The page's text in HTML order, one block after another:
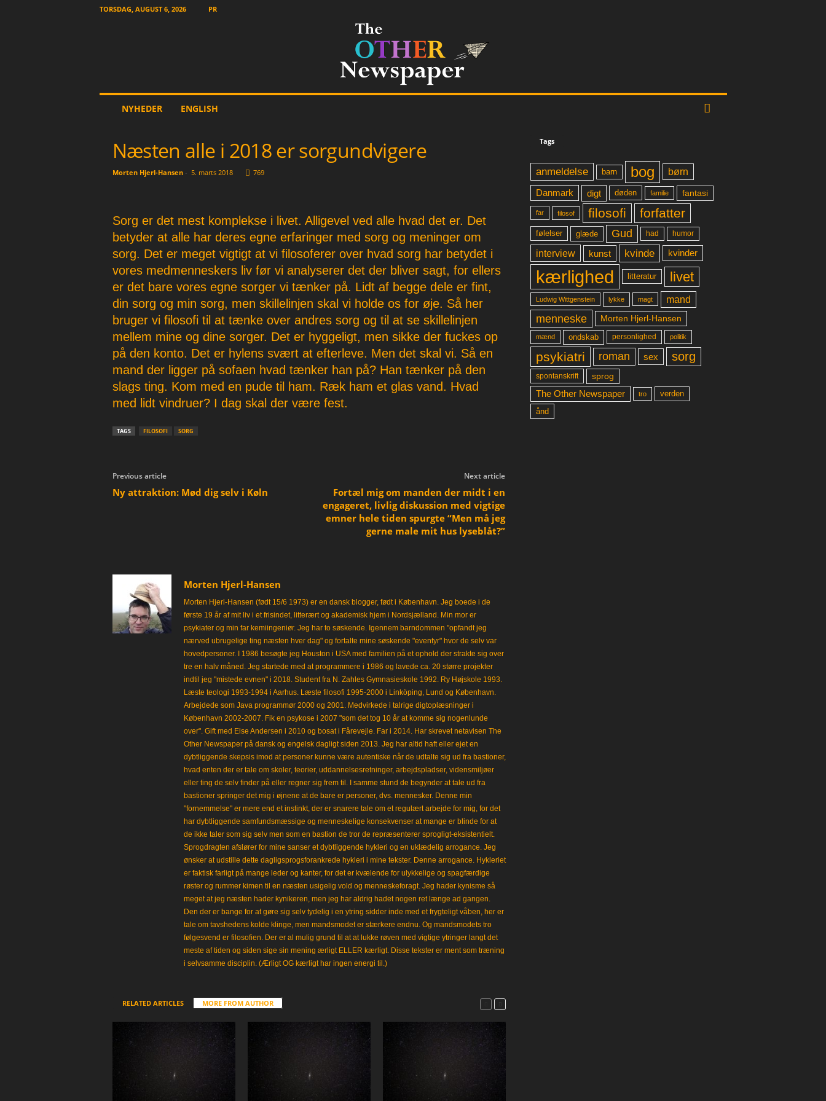
TORSDAG, AUGUST 6, 2026 PR
NYHEDER ENGLISH
Næsten alle i 2018 er sorgundvigere
Morten Hjerl-Hansen- 5. marts 2018 769
Sorg er det mest komplekse i livet. Alligevel ved alle hvad det er. Det
betyder at alle har deres egne erfaringer med sorg og meninger om
sorg. Det er meget vigtigt at vi filosoferer over hvad sorg har betydet i
vores medmenneskers liv før vi analyserer det der bliver sagt, for ellers
er det bare vores egne sorger vi tænker på. Lidt af begge dele er fint,
din sorg og min sorg, men skillelinjen skal vi holde os for øje. Så her
bruger vi filosofi til at tænke over andres sorg og til at se skillelinjen
mellem mine og dine sorger. Det er hyggeligt, men sikke der fuckes op
på den konto. Det er hylens svært at efterleve. Men det skal vi. Så en
mand der ligger på sofaen hvad tænker han på? Han tænker på den
slags ting. Kom med en pude til ham. Ræk ham et glas vand. Hvad
med lidt vindruer? I dag skal der være fest.
TAGS FILOSOFI SORG
Previous article
Ny attraktion: Mød dig selv i Køln
Next article
Fortæl mig om manden der midt i en
engageret, livlig diskussion med vigtige
emner hele tiden spurgte “Men må jeg
gerne male mit hus lyseblåt?”
Morten Hjerl-Hansen
Morten Hjerl-Hansen (født 15/6 1973) er en dansk blogger, født i København. Jeg boede i de
første 19 år af mit liv i et frisindet, litterært og akademisk hjem i Nordsjælland. Min mor er
psykiater og min far kemiingeniør. Jeg har to søskende. Igennem barndommen "opfandt jeg
nærved ubrugelige ting næsten hver dag" og fortalte mine søskende "eventyr" hvor de selv var
hovedpersoner. I 1986 besøgte jeg Houston i USA med familien på et ophold der strakte sig over
tre en halv måned. Jeg startede med at programmere i 1986 og lavede ca. 20 større projekter
indtil jeg "mistede evnen" i 2018. Student fra N. Zahles Gymnasieskole 1992. Ry Højskole 1993.
Læste teologi 1993-1994 i Aarhus. Læste filosofi 1995-2000 i Linköping, Lund og København.
Arbejdede som Java programmør 2000 og 2001. Medvirkede i talrige digtoplæsninger i
København 2002-2007. Fik en psykose i 2007 "som det tog 10 år at komme sig nogenlunde
over". Gift med Else Andersen i 2010 og bosat i Fårevejle. Far i 2014. Har skrevet netavisen The
Other Newspaper på dansk og engelsk dagligt siden 2013. Jeg har altid haft eller ejet en
dybtliggende skepsis imod at personer kunne være autentiske når de udtalte sig ud fra bastioner,
hvad enten der er tale om skoler, teorier, uddannelsesretninger, arbejdspladser, vidensmiljøer
eller ting de selv finder på eller regner sig frem til. I samme stund de begynder at tale ud fra
bastioner springer det mig i øjnene at de bare er personer, dvs. mennesker. Denne min
"fornemmelse" er mere end et instinkt, der er snarere tale om et regulært arbejde for mig, for det
har dybtliggende samfundsmæssige og menneskelige konsekvenser at mange er blinde for at
de ikke taler som sig selv men som en bastion de tror de repræsenterer sprogligt-eksistentielt.
Sprogdragten afslører for mine sanser et dybtliggende hykleri og en uklædelig arrogance. Jeg
ønsker at udstille dette dagligsprogsforankrede hykleri i mine tekster. Denne arrogance. Hykleriet
er faktisk farligt på mange leder og kanter, for det er kvælende for ulykkelige og spagfærdige
røster og rummer kimen til en næsten usigelig vold og menneskeforagt. Jeg hader kynisme så
meget at jeg næsten hader kynikeren, men jeg har aldrig hadet nogen ret længe ad gangen.
Den der er bange for at gøre sig selv tydelig i en ytring sidder inde med et frygteligt våben, her er
tale om tavshedens kolde klinge, men mandsmodet er stærkere endnu. Og mandsmodets tro
følgesvend er filosofien. Der er al mulig grund til at at lukke røven med vigtige ytringer langt det
meste af tiden og siden sige sin mening ærligt ELLER kærligt. Disse tekster er ment som træning
i selvsamme disciplin. (Ærligt OG kærligt har ingen energi til.)
RELATED ARTICLES MORE FROM AUTHOR
Tags
anmeldelse barn bog børn
Danmark digt døden familie fantasi
far filosof filosofi forfatter
følelser glæde Gud had humor
interview kunst kvinde kvinder
kærlighed litteratur livet
Ludwig Wittgenstein lykke magt mand
menneske Morten Hjerl-Hansen
mænd ondskab personlighed politik
psykiatri roman sex sorg
spontanskrift sprog
The Other Newspaper tro verden
ånd